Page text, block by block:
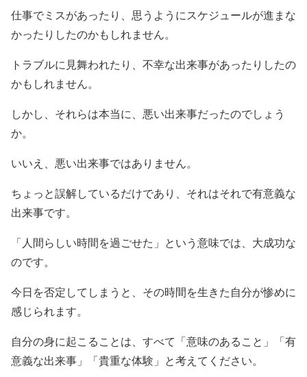
仕事でミスがあったり、思うようにスケジュールが進まな
かったりしたのかもしれません。
トラブルに見舞われたり、不幸な出来事があったりしたの
かもしれません。
しかし、それらは本当に、悪い出来事だったのでしょう
か。
いいえ、悪い出来事ではありません。
ちょっと誤解しているだけであり、それはそれで有意義な
出来事です。
「人間らしい時間を過ごせた」という意味では、大成功な
のです。
今日を否定してしまうと、その時間を生きた自分が惨めに
感じられます。
自分の身に起こることは、すべて「意味のあること」「有
意義な出来事」「貴重な体験」と考えてください。